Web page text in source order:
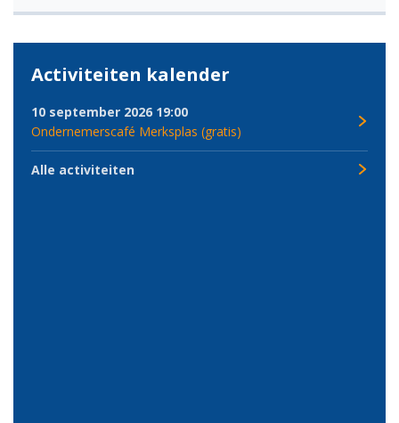
Activiteiten kalender
10 september 2026 19:00
Ondernemerscafé Merksplas (gratis)
Alle activiteiten